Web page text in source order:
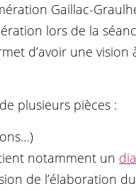
Gaillac-
lors de la
d’avoir une
plusieurs pièces :
notamment un
de l’élaboration